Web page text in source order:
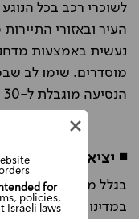
לשוכרי רכב בכל
העיר ובאזורי
נעשית באמצעות
מוסדרים. שימו לב
הנסיעה מוגבלת ל-30 קמ"ש.
◾ יציאה מחוץ
בגלל מיקומה המרכזי,
במדינות הסמוכות.
for
policies,
Israeli laws